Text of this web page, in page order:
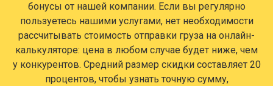
бонусы от нашей компании. Если вы регулярно
пользуетесь нашими услугами, нет необходимости
рассчитывать стоимость отправки груза на онлайн-
калькуляторе: цена в любом случае будет ниже, чем
у конкурентов. Средний размер скидки составляет 20
процентов, чтобы узнать точную сумму,